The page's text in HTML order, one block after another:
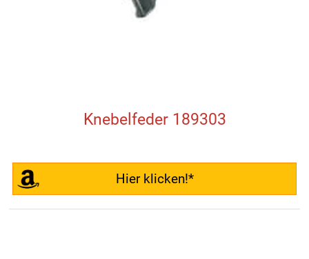
Knebelfeder 189303
Hier klicken!*